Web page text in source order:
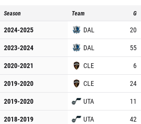
Season Team G
2024-2025 DAL 20
2023-2024
DAL 55
2020-2021
CLE 6
2019-2020
CLE 24
2019-2020
UTA 11
2018-2019
UTA 42